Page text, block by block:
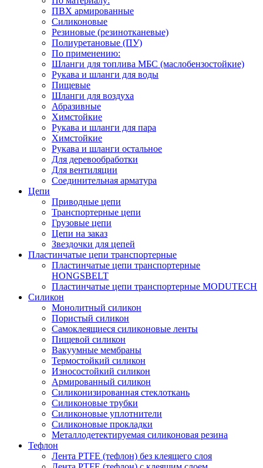
ПВХ армированные
Силиконовые
Резиновые (резинотканевые)
Полиуретановые (ПУ)
По применению:
Шланги для топлива МБС (маслобензостойкие)
Рукава и шланги для воды
Пищевые
Шланги для воздуха
Абразивные
Химстойкие
Рукава и шланги для пара
Химстойкие
Рукава и шланги остальное
Для деревообработки
Для вентиляции
Соединительная арматура
Цепи
Приводные цепи
Транспортерные цепи
Грузовые цепи
Цепи на заказ
Звездочки для цепей
Пластинчатые цепи транспортерные
Пластинчатые цепи транспортерные
HONGSBELT
Пластинчатые цепи транспортерные MODUTECH
Силикон
Монолитный силикон
Пористый силикон
Самоклеящиеся силиконовые ленты
Пищевой силикон
Вакуумные мембраны
Термостойкий силикон
Износостойкий силикон
Армированный силикон
Силиконизированная стеклоткань
Силиконовые трубки
Силиконовые уплотнители
Силиконовые прокладки
Металлодетектируемая силиконовая резина
Тефлон
Лента PTFE (тефлон) без клеящего слоя